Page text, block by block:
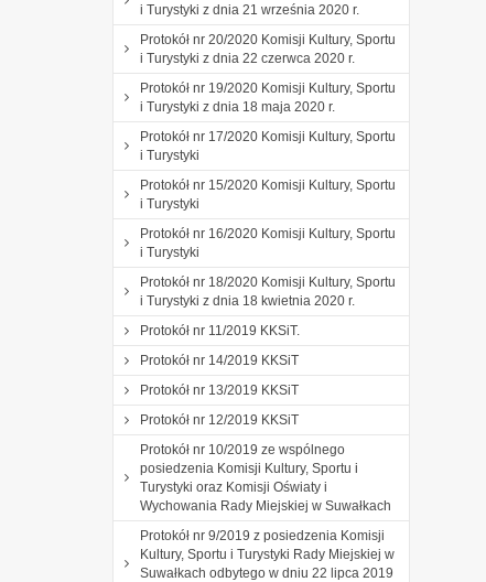
i Turystyki z dnia 21 września 2020 r.
Protokół nr 20/2020 Komisji Kultury, Sportu
i Turystyki z dnia 22 czerwca 2020 r.
Protokół nr 19/2020 Komisji Kultury, Sportu
i Turystyki z dnia 18 maja 2020 r.
Protokół nr 17/2020 Komisji Kultury, Sportu
i Turystyki
Protokół nr 15/2020 Komisji Kultury, Sportu
i Turystyki
Protokół nr 16/2020 Komisji Kultury, Sportu
i Turystyki
Protokół nr 18/2020 Komisji Kultury, Sportu
i Turystyki z dnia 18 kwietnia 2020 r.
Protokół nr 11/2019 KKSiT.
Protokół nr 14/2019 KKSiT
Protokół nr 13/2019 KKSiT
Protokół nr 12/2019 KKSiT
Protokół nr 10/2019 ze wspólnego
posiedzenia Komisji Kultury, Sportu i
Turystyki oraz Komisji Oświaty i
Wychowania Rady Miejskiej w Suwałkach
Protokół nr 9/2019 z posiedzenia Komisji
Kultury, Sportu i Turystyki Rady Miejskiej w
Suwałkach odbytego w dniu 22 lipca 2019